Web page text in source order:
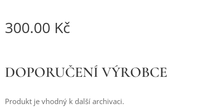
300.00 Kč
DOPORUČENÍ VÝROBCE
Produkt je vhodný k další archivaci.